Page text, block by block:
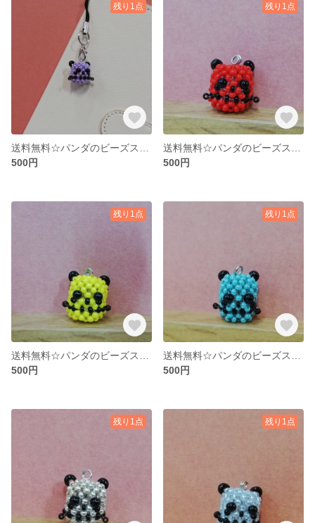
残り1点
500円
残り1点
500円
残り1点
500円
残り1点
500円
残り1点 残り1点